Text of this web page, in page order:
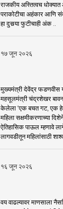
राजकीय अस्तित्वच
पराकोटीचा अहंकार आणि
हा दुसर्‍या फुटीचाही अंक ..
१७ जून २०२६
मुख्यमंत्री देवेंद्र फडणवीस
महसूलमंत्री चंद्रशेखर
केलेला ‘एक बचत गट, एक
महिला सक्षमीकरणाच्या
ऐतिहासिक पाऊल म्हणावे
लागवडीतून महिलांसाठी
१६ जून २०२६
वय वाढल्यावर माणसाला